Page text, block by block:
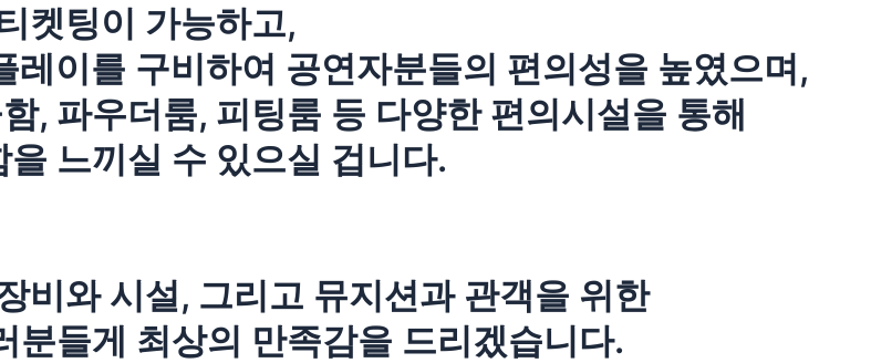
켓팅이 가능하고,
이를 구비하여 공연자분들의 편의성을 높였으며,
, 파우더룸, 피팅룸 등 다양한 편의시설을 통해
느끼실 수 있으실 겁니다.
비와 시설, 그리고 뮤지션과 관객을 위한
들게 최상의 만족감을 드리겠습니다.